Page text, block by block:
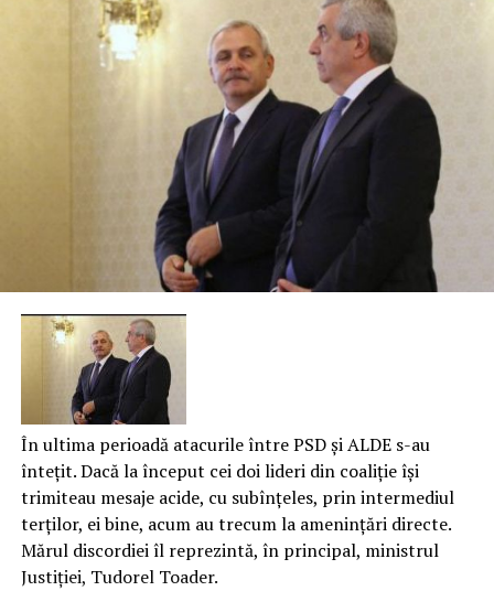
În ultima perioadă atacurile între PSD și ALDE s-au
întețit. Dacă la început cei doi lideri din coaliție își
trimiteau mesaje acide, cu subînțeles, prin intermediul
terților, ei bine, acum au trecum la amenințări directe.
Mărul discordiei îl reprezintă, în principal, ministrul
Justiției, Tudorel Toader.